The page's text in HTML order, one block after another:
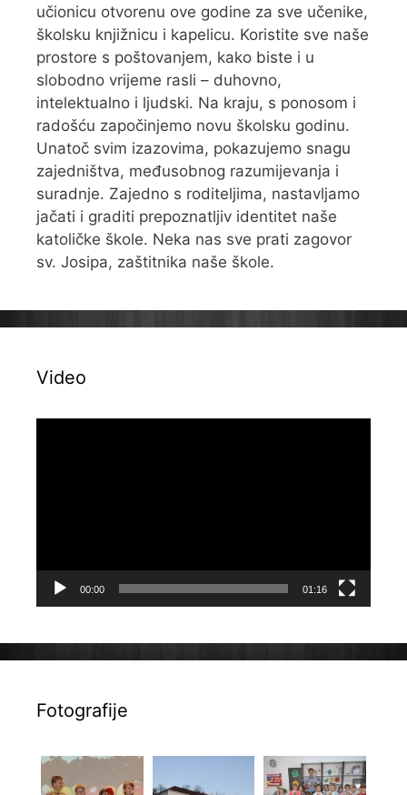
učionicu otvorenu ove godine za sve učenike,
školsku knjižnicu i kapelicu. Koristite sve naše
prostore s poštovanjem, kako biste i u
slobodno vrijeme rasli – duhovno,
intelektualno i ljudski. Na kraju, s ponosom i
radošću započinjemo novu školsku godinu.
Unatoč svim izazovima, pokazujemo snagu
zajedništva, međusobnog razumijevanja i
suradnje. Zajedno s roditeljima, nastavljamo
jačati i graditi prepoznatljiv identitet naše
katoličke škole. Neka nas sve prati zagovor
sv. Josipa, zaštitnika naše škole.
Video
00:00 01:16
Fotografije